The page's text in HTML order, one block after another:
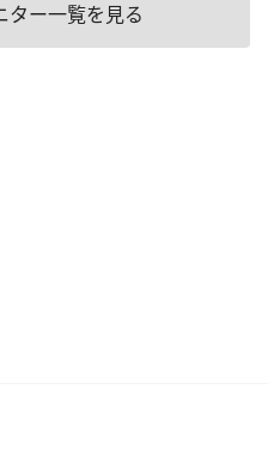
ター一覧を見る